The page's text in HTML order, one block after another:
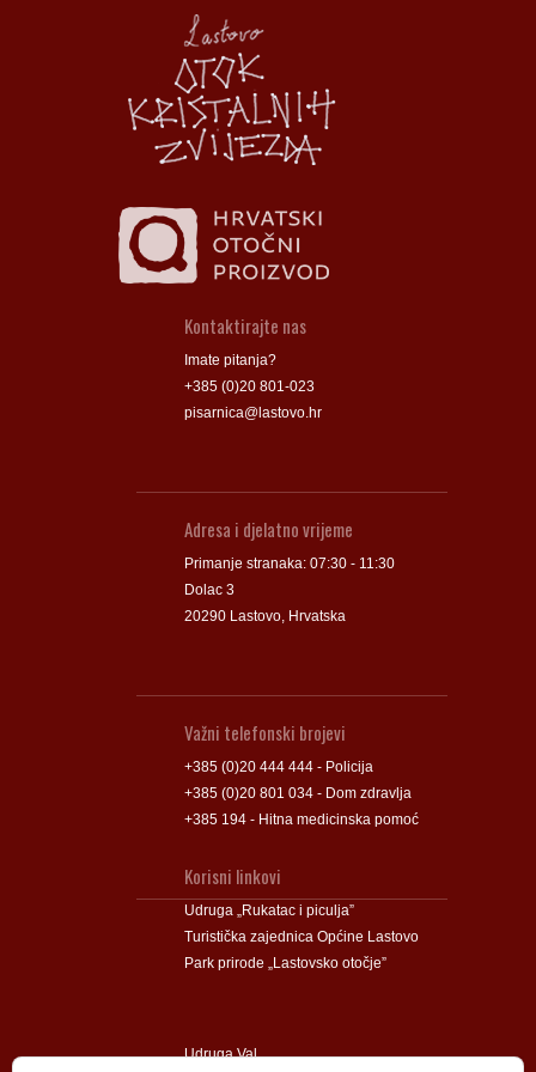
Groblje
Groblje
Kontaktirajte nas
Imate pitanja?
+385 (0)20 801-023
pisarnica@lastovo.hr
Adresa i djelatno vrijeme
Primanje stranaka: 07:30 - 11:30
Dolac 3
20290 Lastovo, Hrvatska
Važni telefonski brojevi
+385 (0)20 444 444 - Policija
+385 (0)20 801 034 - Dom zdravlja
+385 194 - Hitna medicinska pomoć
Korisni linkovi
Udruga „Rukatac i piculja”
Turistička zajednica Općine Lastovo
Park prirode „Lastovsko otočje”
Udruga Val